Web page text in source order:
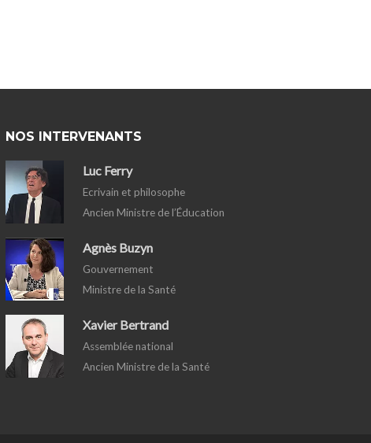
NOS INTERVENANTS
Luc Ferry
Ecrivain et philosophe
Ancien Ministre de l’Éducation
Agnès Buzyn
Gouvernement
Ministre de la Santé
Xavier Bertrand
Assemblée national
Ancien Ministre de la Santé